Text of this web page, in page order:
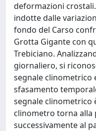
deformazioni
indotte dalle
fondo del Carso
Grotta Gigante con
Trebiciano.
giornaliero, si
segnale clinometrico
sfasamento
segnale clinometrico
clinometro torna alla
successivamente al